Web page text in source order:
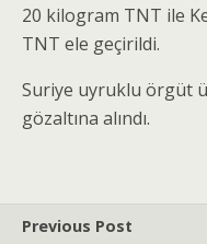
20 kilogram TNT ile
TNT ele geçirildi.
Suriye uyruklu örgüt
gözaltına alındı.
Previous Post